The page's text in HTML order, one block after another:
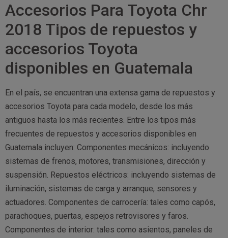
Accesorios Para Toyota Chr
2018 Tipos de repuestos y
accesorios Toyota
disponibles en Guatemala
En el país, se encuentran una extensa gama de repuestos y
accesorios Toyota para cada modelo, desde los más
antiguos hasta los más recientes. Entre los tipos más
frecuentes de repuestos y accesorios disponibles en
Guatemala incluyen: Componentes mecánicos: incluyendo
sistemas de frenos, motores, transmisiones, dirección y
suspensión. Repuestos eléctricos: incluyendo sistemas de
iluminación, sistemas de carga y arranque, sensores y
actuadores. Componentes de carrocería: tales como capós,
parachoques, puertas, espejos retrovisores y faros.
Componentes de interior: tales como asientos, paneles de